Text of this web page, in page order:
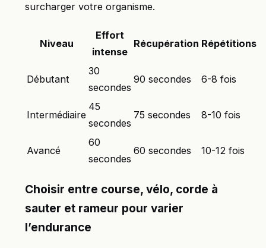
surcharger votre organisme.
Niveau
Effort
intense
Récupération Répétitions
Débutant
30
secondes
90 secondes 6-8 fois
Intermédiaire
45
secondes
75 secondes 8-10 fois
Avancé
60
secondes
60 secondes 10-12 fois
Choisir entre course, vélo, corde à
sauter et rameur pour varier
l’endurance